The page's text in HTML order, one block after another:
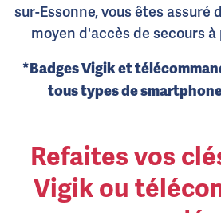
sur-Essonne, vous êtes assuré
moyen d'accès de secours
*Badges Vigik et
tous types de
Refaites vos
Vigik ou